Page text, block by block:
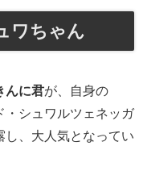
ワちゃん
んに君が、自身の
・シュワルツェネッガ
し、大人気となってい